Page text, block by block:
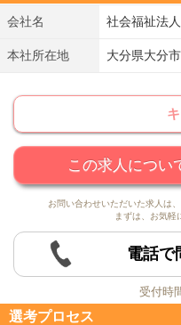
会社名 社会福祉法
本社所在地 大分県大分
この求人につい
お問い合わせいただいた求人は
まずは、お気軽
電話で
受付時
選考プロセス